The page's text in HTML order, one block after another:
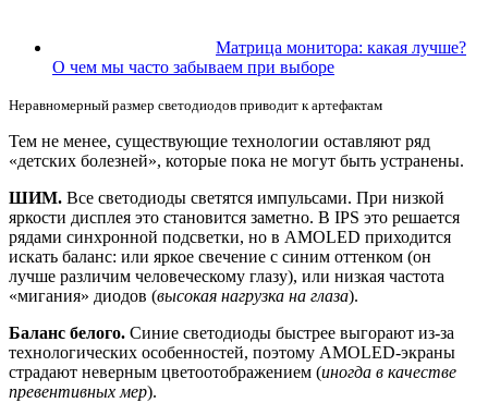
Матрица монитора: какая лучше?
О чем мы часто забываем при выборе
Неравномерный размер светодиодов приводит к артефактам
Тем не менее, существующие технологии оставляют ряд
«детских болезней», которые пока не могут быть устранены.
ШИМ. Все светодиоды светятся импульсами. При низкой
яркости дисплея это становится заметно. В IPS это решается
рядами синхронной подсветки, но в AMOLED приходится
искать баланс: или яркое свечение с синим оттенком (он
лучше различим человеческому глазу), или низкая частота
«мигания» диодов (высокая нагрузка на глаза).
Баланс белого. Синие светодиоды быстрее выгорают из-за
технологических особенностей, поэтому AMOLED-экраны
страдают неверным цветоотображением (иногда в качестве
превентивных мер).